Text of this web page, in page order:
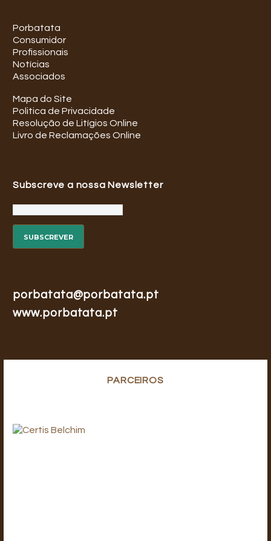
Porbatata
Consumidor
Profissionais
Notícias
Associados
Mapa do Site
Politica de Privacidade
Resolução de Litígios Online
Livro de Reclamações Online
Subscreve a nossa Newsletter
porbatata@porbatata.pt
www.porbatata.pt
PARCEIROS